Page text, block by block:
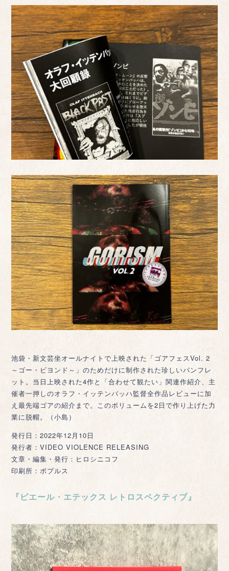
池袋・新文芸坐オールナイトで上映された「ゴアフェスVol. 2
～ゴー・ビヨンド～」のためだけに制作された珍しいパンフレ
ット。当日上映された4作と「合わせて観たい」関連作紹介、主
催者一押しのオラフ・イッテンバッハ監督全作品レビューに加
え最先端ゴアの紹介まで。このボリュームを2日で作り上げた力
業に脱帽。（小島）
発行日：2022年12月10日
発行者：VIDEO VIOLENCE RELEASING
文章・編集・発行：ヒロシニコフ
印刷所：ポプルス
『ピエール・エテックス レトロスペクティブ』